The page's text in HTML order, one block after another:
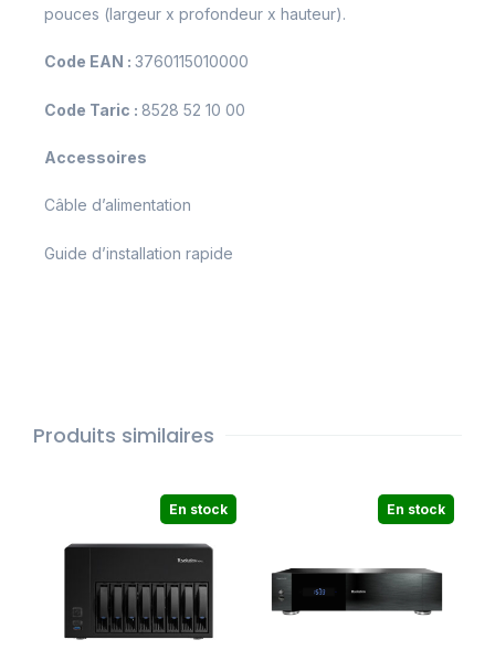
pouces (largeur x profondeur x hauteur).
Code EAN : 3760115010000
Code Taric : 8528 52 10 00
Accessoires ​
Câble d’alimentation
Guide d’installation rapide
Produits similaires
En stock En stock